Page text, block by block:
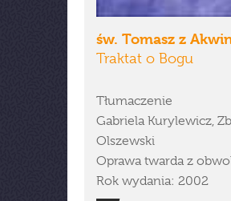
św. Tomasz z
Traktat o Bogu
Tłumaczenie
Gabriela Kurylewicz,
Olszewski
Oprawa twarda z
Rok wydania: 2002